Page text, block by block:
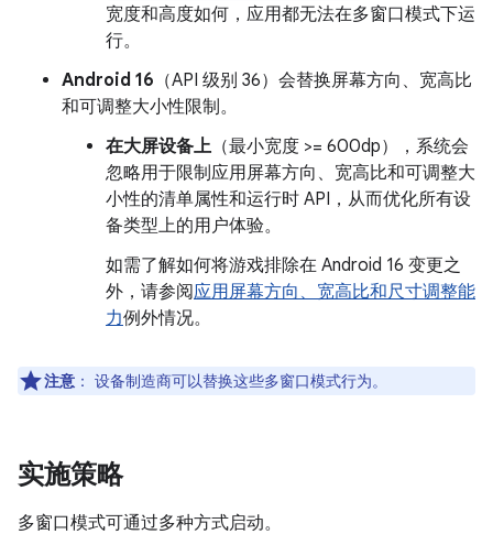
宽度和高度如何，应用都无法在多窗口模式下运
行。
Android 16 （API 级别 36）会替换屏幕方向、宽高比
和可调整大小性限制。
在大屏设备上 （最小宽度 >= 600dp），系统会
忽略用于限制应用屏幕方向、宽高比和可调整大
小性的清单属性和运行时 API，从而优化所有设
备类型上的用户体验。
如需了解如何将游戏排除在 Android 16 变更之
外，请参阅应用屏幕方向、宽高比和尺寸调整能
力例外情况。
注意 ： 设备制造商可以替换这些多窗口模式行为。
实施策略
多窗口模式可通过多种方式启动。